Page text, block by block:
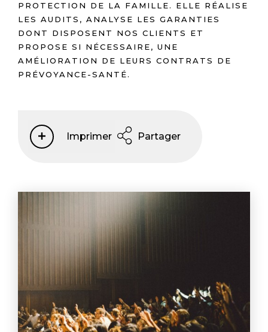
PROTECTION DE LA FAMILLE. ELLE RÉALISE
LES AUDITS, ANALYSE LES GARANTIES
DONT DISPOSENT NOS CLIENTS ET
PROPOSE SI NÉCESSAIRE, UNE
AMÉLIORATION DE LEURS CONTRATS DE
PRÉVOYANCE-SANTÉ.
Imprimer Partager